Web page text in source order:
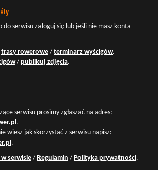
do serwisu zaloguj się lub jeśli nie masz konta
trasy rowerowe / terminarz wyścigów.
/ publikuj zdjęcia.
serwisu prosimy zgłaszać na adres:
.
wiesz jak skorzystać z serwisu napisz:
.
serwisie/ Regulamin / Polityka prywatności.